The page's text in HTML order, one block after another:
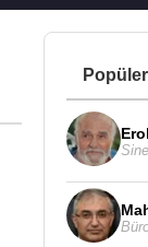
Popüler